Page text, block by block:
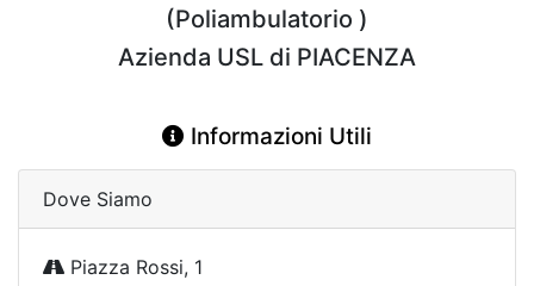
(Poliambulatorio )
Azienda USL di PIACENZA
Informazioni Utili
Dove Siamo
Piazza Rossi, 1